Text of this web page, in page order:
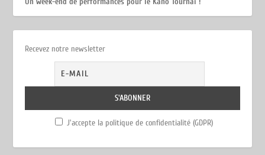
Recevez notre newsletter
J'accepte la politique de confidentialité (GDPR)